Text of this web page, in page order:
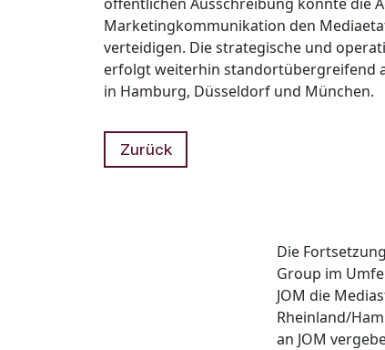
Marketingkommunikation den
verteidigen. Die strategische und
erfolgt weiterhin standortübergreifend
in Hamburg, Düsseldorf und München.
Zurück
Die
Group im
JOM die
Rheinland/
an JOM